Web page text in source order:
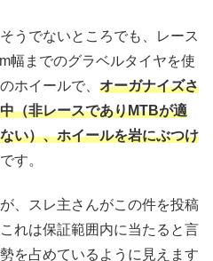
うでないところでも、レース
幅までのグラベルタイヤを使
ホイールで、 オーガナイズさ
（非レースでありMTBが適
い）、ホイールを岩にぶつけ
す。
、スレ主さんがこの件を投稿
れは保証範囲内に当たると言
を占めているように見えます